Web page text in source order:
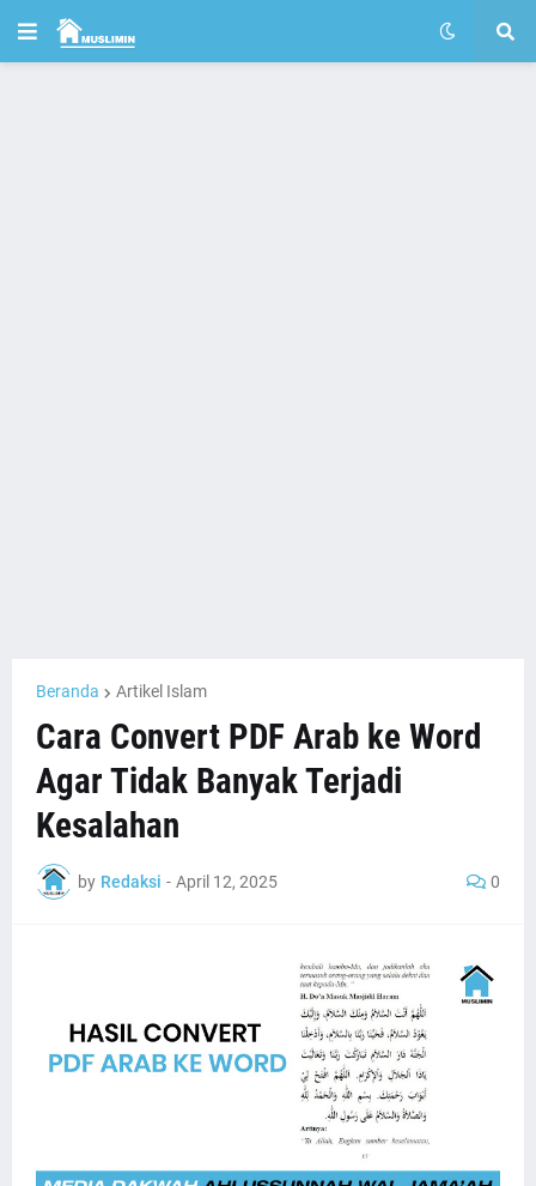
Beranda Artikel Islam
Cara Convert PDF Arab ke Word
Agar Tidak Banyak Terjadi
Kesalahan
by Redaksi - April 12, 2025 0